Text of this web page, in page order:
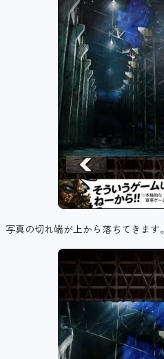
写真の切れ端が上から落ちてきます。